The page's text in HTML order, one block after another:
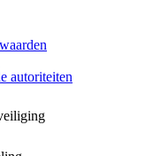
autoriteiten